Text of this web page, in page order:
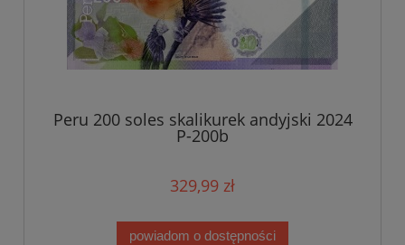
Peru 200 soles skalikurek andyjski 2024
P-200b
329,99 zł
powiadom o dostępności